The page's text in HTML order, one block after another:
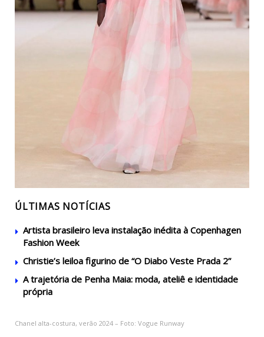
ÚLTIMAS NOTÍCIAS
Artista brasileiro leva instalação inédita à Copenhagen
Fashion Week
Christie’s leiloa figurino de “O Diabo Veste Prada 2”
A trajetória de Penha Maia: moda, ateliê e identidade
própria
Chanel alta-costura, verão 2024 – Foto: Vogue Runway